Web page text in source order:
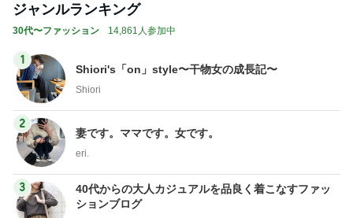
ジャンルランキング
30代〜ファッション 14,861人参加中
1
Shiori's「on」style〜干物女の成長記〜
Shiori
2
妻です。ママです。女です。
eri.
3
40代からの大人カジュアルを品良く着こなすファッ
ションブログ